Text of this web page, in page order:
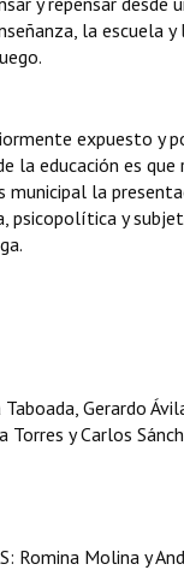
la escuela
expuesto y
la educación es
municipal la
psicopolítica y
Taboada, Gerardo
Torres y Carlos
Romina Molina y